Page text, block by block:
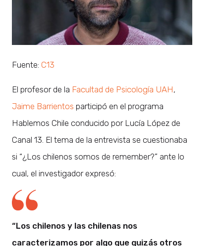
Fuente: C13
El profesor de la Facultad de Psicología UAH,
Jaime Barrientos participó en el programa
Hablemos Chile conducido por Lucía López de
Canal 13. El tema de la entrevista se cuestionaba
si “¿Los chilenos somos de remember?” ante lo
cual, el investigador expresó:
“Los chilenos y las chilenas nos
caracterizamos por algo que quizás otros